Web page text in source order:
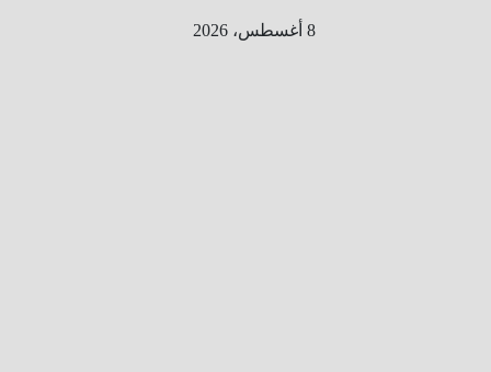
8 أغسطس، 2026